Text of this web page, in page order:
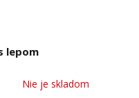
lepom
Nie je skladom